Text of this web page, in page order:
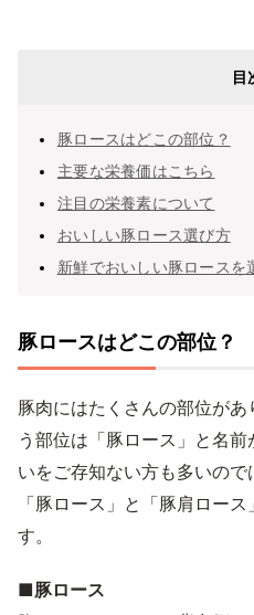
目
豚ロースはどこの部位？
主要な栄養価はこちら
注目の栄養素について
おいしい豚ロース選び方
新鮮でおいしい豚ロースを
豚ロースはどこの部位？
豚肉にはたくさんの部位が
う部位は「豚ロース」と名
いをご存知ない方も多いの
「豚ロース」と「豚肩ロー
す。
■豚ロース